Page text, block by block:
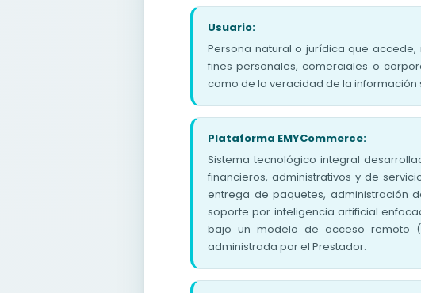
Usuario:
Persona natural o jurídica que accede,
fines personales, comerciales o
como de la veracidad de la información
Plataforma EMYCommerce:
Sistema tecnológico integral
financieros, administrativos y de
entrega de paquetes, administración
soporte por inteligencia artificial
bajo un modelo de acceso remoto
administrada por el Prestador.